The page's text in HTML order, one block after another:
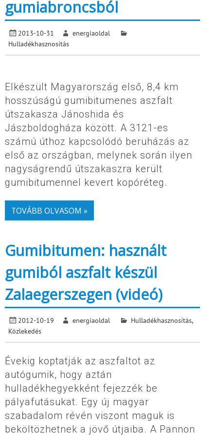
gumiabroncsból
2013-10-31
energiaoldal
Hulladékhasznosítás
Elkészült Magyarország első, 8,4 km
hosszúságú gumibitumenes aszfalt
útszakasza Jánoshida és
Jászboldogháza között. A 3121-es
számú úthoz kapcsolódó beruházás az
első az országban, melynek során ilyen
nagyságrendű útszakaszra került
gumibitumennel kevert kopóréteg.
TOVÁBB OLVASOM »
Gumibitumen: használt
gumiból aszfalt készül
Zalaegerszegen (videó)
2012-10-19 energiaoldal Hulladékhasznosítás,
Közlekedés
Évekig koptatják az aszfaltot az
autógumik, hogy aztán
hulladékhegyekként fejezzék be
pályafutásukat. Egy új magyar
szabadalom révén viszont maguk is
beköltözhetnek a jövő útjaiba. A Pannon